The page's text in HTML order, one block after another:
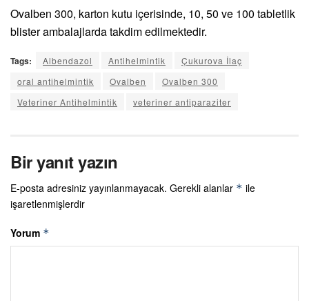
Ovalben 300, karton kutu içerisinde, 10, 50 ve 100 tabletlik
blister ambalajlarda takdim edilmektedir.
Tags: Albendazol Antihelmintik
Çukurova İlaç
oral antihelmintik
Ovalben
Ovalben 300
Veteriner Antihelmintik
veteriner antiparaziter
Bir yanıt yazın
E-posta adresiniz yayınlanmayacak. Gerekli alanlar * ile
işaretlenmişlerdir
Yorum *